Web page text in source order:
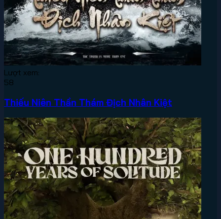
Lượt xem:
58
Thiếu Niên Thần Thám Địch Nhân Kiệt